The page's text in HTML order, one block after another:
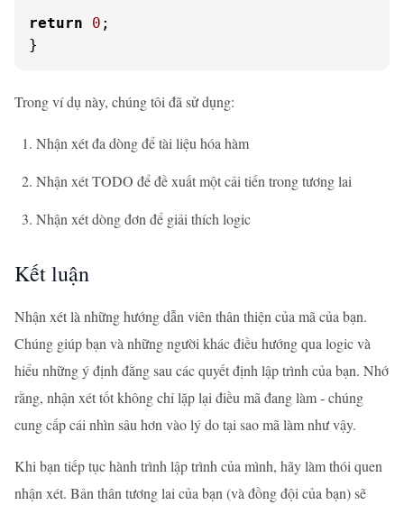
return 0 ;
}
Trong ví dụ này, chúng tôi đã sử dụng:
Nhận xét đa dòng để tài liệu hóa hàm
Nhận xét TODO để đề xuất một cải tiến trong tương lai
Nhận xét dòng đơn để giải thích logic
Kết luận
Nhận xét là những hướng dẫn viên thân thiện của mã của bạn.
Chúng giúp bạn và những người khác điều hướng qua logic và
hiểu những ý định đằng sau các quyết định lập trình của bạn. Nhớ
rằng, nhận xét tốt không chỉ lặp lại điều mã đang làm - chúng
cung cấp cái nhìn sâu hơn vào lý do tại sao mã làm như vậy.
Khi bạn tiếp tục hành trình lập trình của mình, hãy làm thói quen
nhận xét. Bản thân tương lai của bạn (và đồng đội của bạn) sẽ